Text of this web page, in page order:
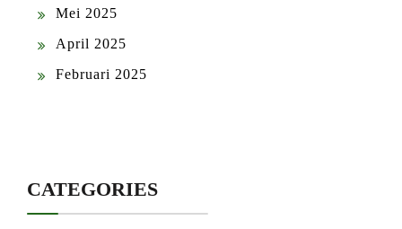
Mei 2025
April 2025
Februari 2025
CATEGORIES